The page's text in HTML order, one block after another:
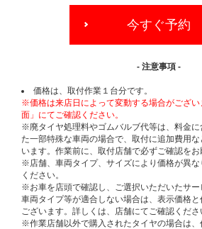
今すぐ予約
- 注意事項 -
価格は、取付作業１台分です。
※価格は来店日によって変動する場合がござ
面」にてご確認ください。
※廃タイヤ処理料やゴムバルブ代等は、料金に
た一部特殊な車両の場合で、取付に追加費用
います。作業前に、取付店舗で必ずご確認をお
※店舗、車両タイプ、サイズにより価格が異
ください。
※お車を店頭で確認し、ご選択いただいたサー
車両タイプ等が適合しない場合は、表示価格
ございます。詳しくは、店舗にてご確認くださ
※作業店舗以外で購入されたタイヤの場合は